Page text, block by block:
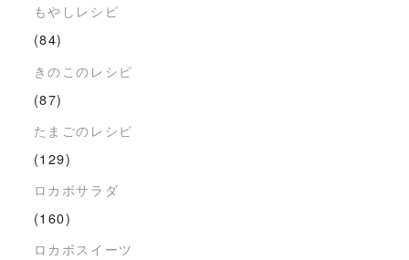
もやしレシピ
(84)
きのこのレシピ
(87)
たまごのレシピ
(129)
ロカボサラダ
(160)
ロカボスイーツ